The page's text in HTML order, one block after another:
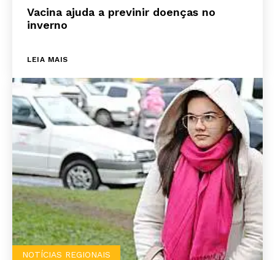
Vacina ajuda a previnir doenças no
inverno
LEIA MAIS
NOTÍCIAS REGIONAIS